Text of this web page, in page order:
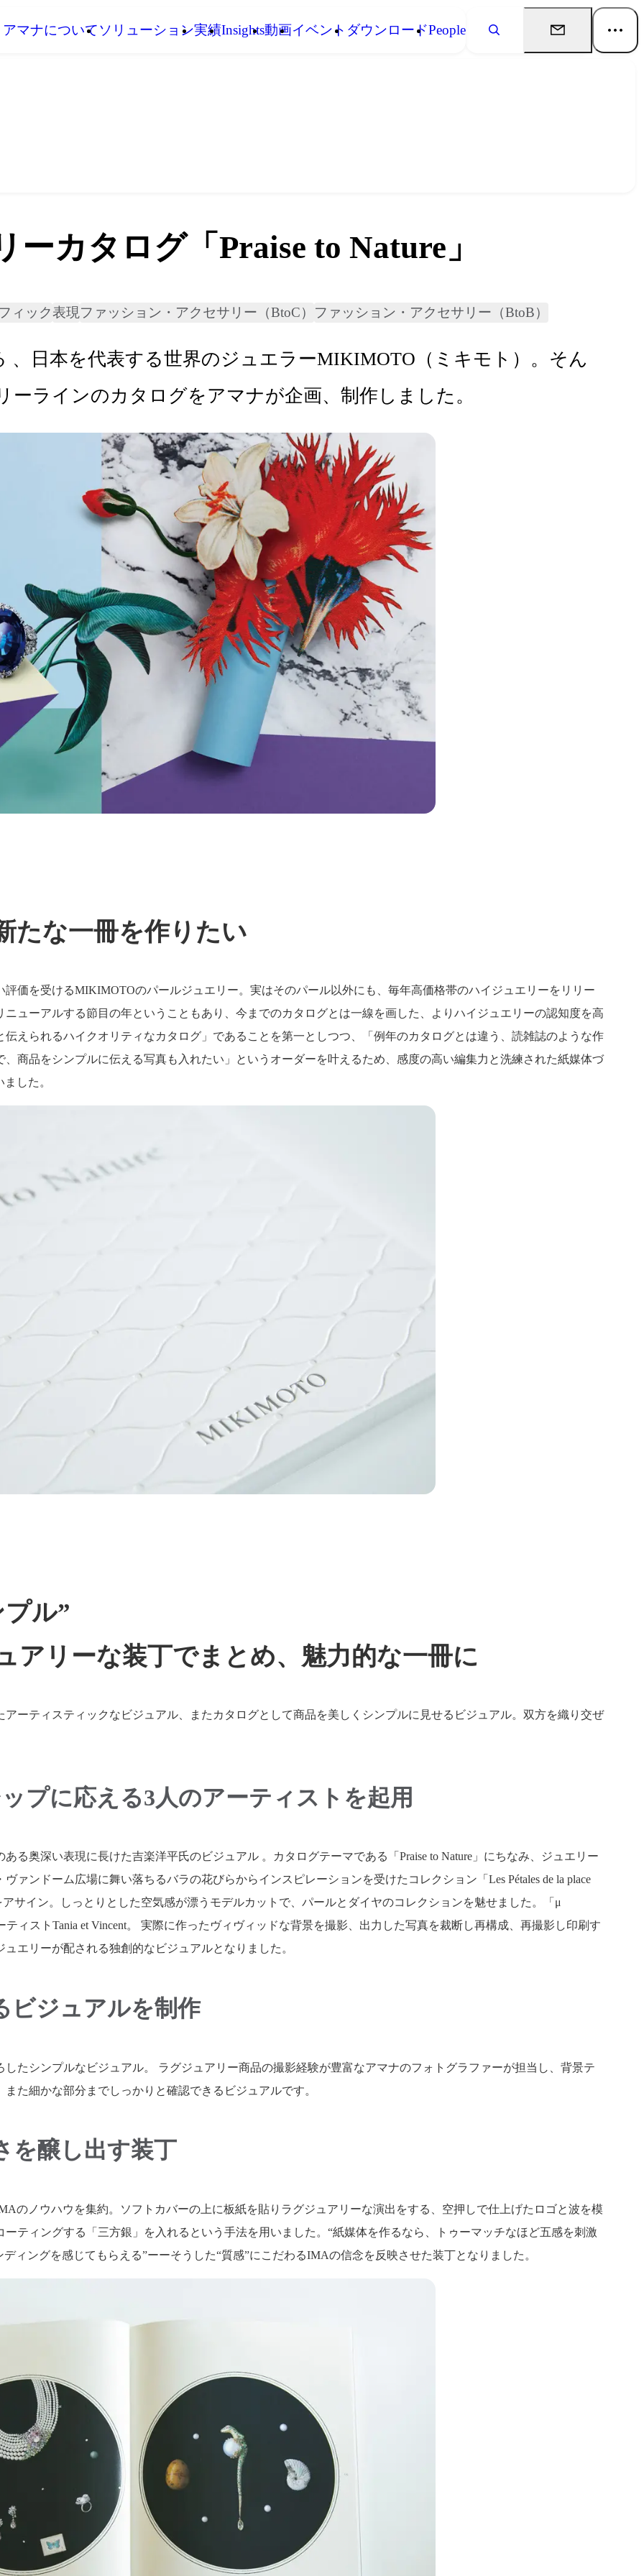
アマナについてソリューション実績Insights動画イベント ダウンロードPeople
カタログ「Praise to Nature」
ィック表現ファッション・アクセサリー（BtoC） ファッション・アクセサリー（BtoB）
、日本を代表する世界のジュエラーMIKIMOTO（ミキモト）。そん
ラインのカタログをアマナが企画、制作しました。
たな一冊を作りたい
価を受けるMIKIMOTOのパールジュエリー。実はそのパール以外にも、毎年高価格帯のハイジュエリーをリリー
ューアルする節目の年ということもあり、今までのカタログとは一線を画した、よりハイジュエリーの認知度を高
えられるハイクオリティなカタログ」であることを第一としつつ、「例年のカタログとは違う、読雑誌のような作
商品をシンプルに伝える写真も入れたい」というオーダーを叶えるため、感度の高い編集力と洗練された紙媒体づ
した。
ル”
アリーな装丁でまとめ、魅力的な一冊に
ーティスティックなビジュアル、またカタログとして商品を美しくシンプルに見せるビジュアル。双方を織り交ぜ
プに応える3人のアーティストを起用
る奥深い表現に長けた吉楽洋平氏のビジュアル 。カタログテーマである「Praise to Nature」にちなみ、ジュエリー
ァンドーム広場に舞い落ちるバラの花びらからインスピレーションを受けたコレクション「Les Pétales de la place
サイン。しっとりとした空気感が漂うモデルカットで、パールとダイヤのコレクションを魅せました。「μ
ィストTania et Vincent。 実際に作ったヴィヴィッドな背景を撮影、出力した写真を裁断し再構成、再撮影し印刷す
エリーが配される独創的なビジュアルとなりました。
ビジュアルを制作
たシンプルなビジュアル。 ラグジュアリー商品の撮影経験が豊富なアマナのフォトグラファーが担当し、背景テ
た細かな部分までしっかりと確認できるビジュアルです。
を醸し出す装丁
のノウハウを集約。ソフトカバーの上に板紙を貼りラグジュアリーな演出をする、空押しで仕上げたロゴと波を模
ティングする「三方銀」を入れるという手法を用いました。“紙媒体を作るなら、トゥーマッチなほど五感を刺激
ィングを感じてもらえる”ーーそうした“質感”にこだわるIMAの信念を反映させた装丁となりました。